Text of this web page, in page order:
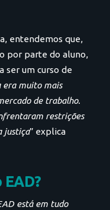
entendemos que,
por parte do aluno,
ser um curso de
era muito mais
de trabalho.
restrições
justiça” explica
está em tudo